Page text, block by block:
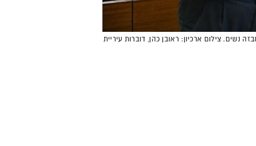
נשים. צילום ארכיון: ראובן כהן, דוברות עיריית